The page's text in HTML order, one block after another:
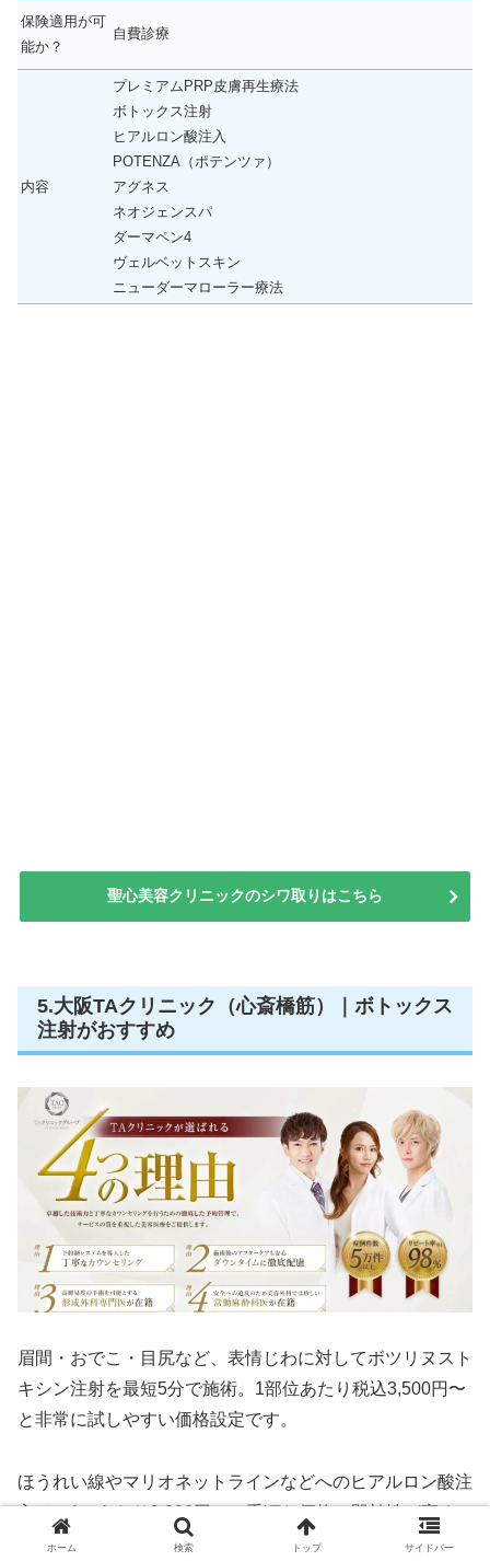
保険適用が可
能か？
自費診療
内容
プレミアムPRP皮膚再生療法
ボトックス注射
ヒアルロン酸注入
POTENZA（ポテンツァ）
アグネス
ネオジェンスパ
ダーマペン4
ヴェルベットスキン
ニューダーマローラー療法
聖心美容クリニックのシワ取りはこちら
5.大阪TAクリニック（心斎橋筋）｜ボトックス
注射がおすすめ
眉間・おでこ・目尻など、表情じわに対してボツリヌスト
キシン注射を最短5分で施術。1部位あたり税込3,500円〜
と非常に試しやすい価格設定です。
ほうれい線やマリオネットラインなどへのヒアルロン酸注
入は、1ccあたり9,000円～と手頃な価格で即効性が高く
人気です。
ホーム 検索 トップ サイドバー